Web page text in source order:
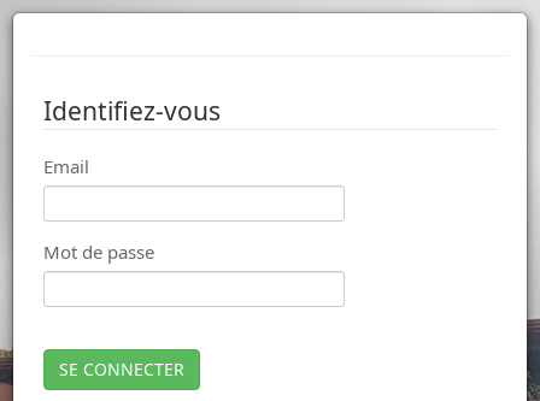
Identifiez-vous
Email
Mot de passe
SE CONNECTER